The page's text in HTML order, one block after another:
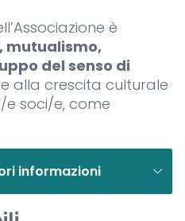
è
mutualismo,
del senso di
alla crescita culturale
soci/e, come
informazioni